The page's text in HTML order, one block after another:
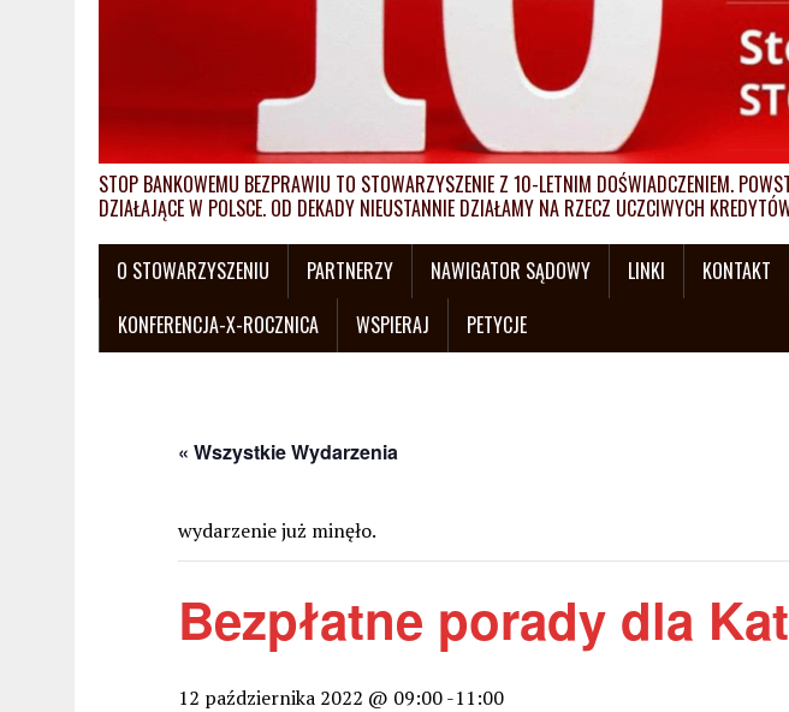
STOP BANKOWEMU BEZPRAWIU TO STOWARZYSZENIE Z 10-LETNIM DOŚWIADCZENIEM.
DZIAŁAJĄCE W POLSCE. OD DEKADY NIEUSTANNIE DZIAŁAMY NA RZECZ UCZCIWYCH
O STOWARZYSZENIU PARTNERZY NAWIGATOR SĄDOWY LINKI KONTAKT
KONFERENCJA-X-ROCZNICA
WSPIERAJ PETYCJE
« Wszystkie Wydarzenia
wydarzenie już minęło.
Bezpłatne porady dla
12 października 2022 @ 09:00-11:00